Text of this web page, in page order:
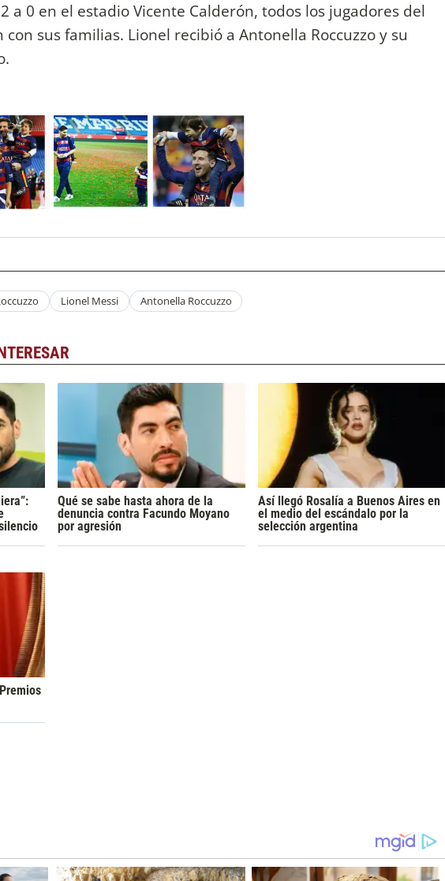
a 0 en el estadio Vicente Calderón, todos los jugadores del
sus familias. Lionel recibió a Antonella Roccuzzo y su
Lionel Messi Antonella Roccuzzo
Qué se sabe hasta ahora de la
denuncia contra Facundo Moyano
por agresión
Así llegó Rosalía a Buenos Aires en
el medio del escándalo por la
selección argentina